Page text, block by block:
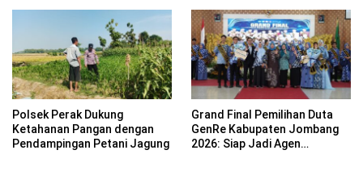
Polsek Perak Dukung
Ketahanan Pangan dengan
Pendampingan Petani Jagung
Grand Final Pemilihan Duta
GenRe Kabupaten Jombang
2026: Siap Jadi Agen